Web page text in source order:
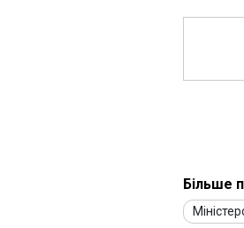
Більше